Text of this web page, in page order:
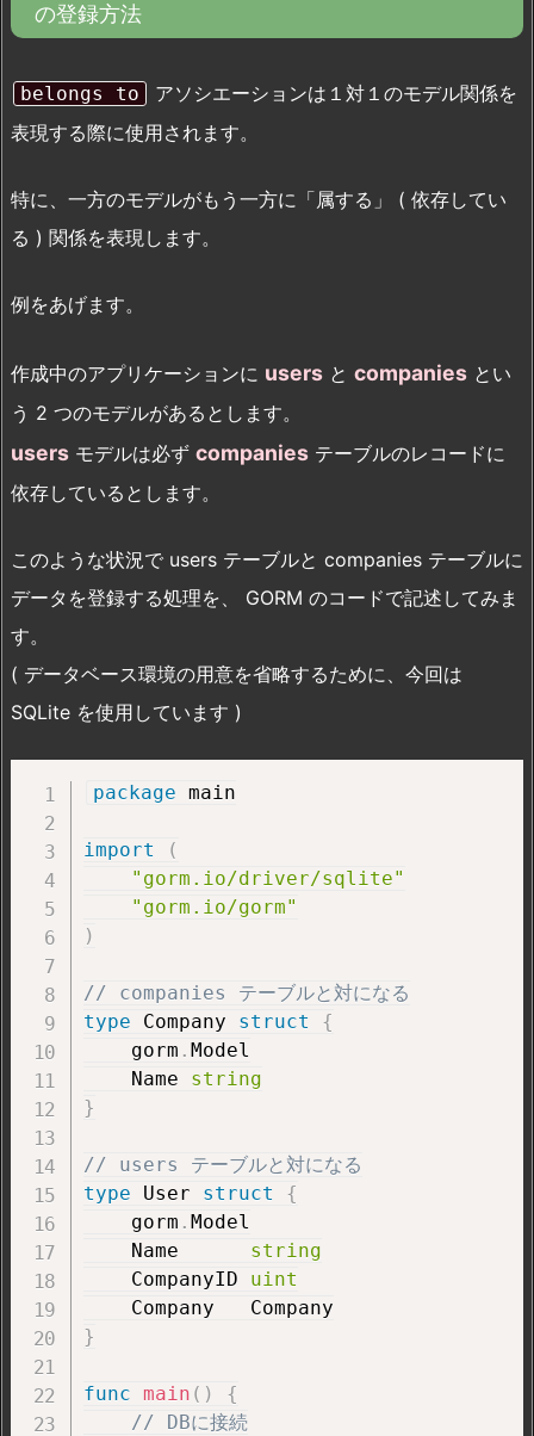
の登録方法
belongs to
アソシエーションは１対１のモデル関係を
表現する際に使用されます。
特に、一方のモデルがもう一方に「属する」 ( 依存してい
る ) 関係を表現します。
例をあげます。
作成中のアプリケーションに users と companies とい
う 2 つのモデルがあるとします。
users モデルは必ず companies テーブルのレコードに
依存しているとします。
このような状況で users テーブルと companies テーブルに
データを登録する処理を、 GORM のコードで記述してみま
す。
( データベース環境の用意を省略するために、今回は
SQLite を使用しています )
package main
import
(
"gorm.io/driver/sqlite"
"gorm.io/gorm"
)
// companies テーブルと対になる
type Company struct
{
    gorm
. Model
    Name
string
}
// users テーブルと対になる
type User struct
{
    gorm
. Model
    Name
string
    CompanyID
uint
}
func main ( )
{
// DBに接続